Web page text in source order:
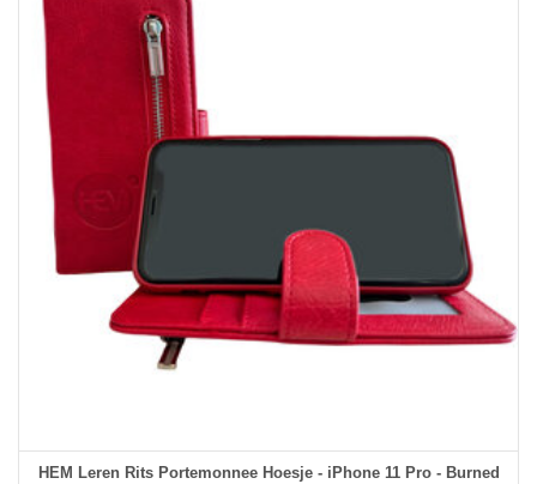
HEM Leren Rits Portemonnee Hoesje - iPhone 11 Pro - Burned